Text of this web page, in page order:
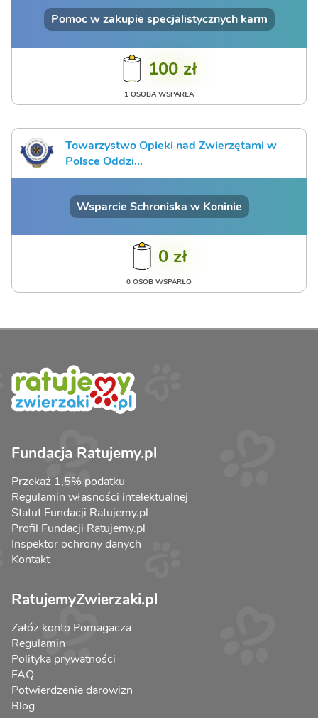
Pomoc w zakupie specjalistycznych karm
100 zł
1 OSOBA WSPARŁA
Towarzystwo Opieki nad Zwierzętami w
Polsce Oddzi...
Wsparcie Schroniska w Koninie
0 zł
0 OSÓB WSPARŁO
Fundacja Ratujemy.pl
Przekaż 1,5% podatku
Regulamin własności intelektualnej
Statut Fundacji Ratujemy.pl
Profil Fundacji Ratujemy.pl
Inspektor ochrony danych
Kontakt
RatujemyZwierzaki.pl
Załóż konto Pomagacza
Regulamin
Polityka prywatności
FAQ
Potwierdzenie darowizn
Blog